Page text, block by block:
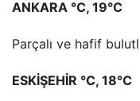
ANKARA °C, 19°C
Parçalı ve hafif
ESKİŞEHİR °C, 18°C